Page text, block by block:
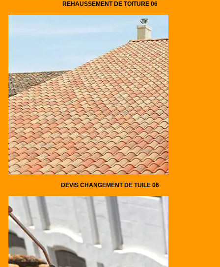
REHAUSSEMENT DE TOITURE 06
DEVIS CHANGEMENT DE TUILE 06